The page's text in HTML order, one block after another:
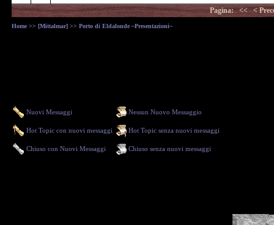
Pagina: << <
Home >> [Mittalmar] >> Porto di Eldalonde ~Presentazioni~
Nuovi Messaggi Nessun Nuovo Messaggio
Hot Topic con nuovi messaggi Hot Topic senza nuovi messaggi
Chiuso con Nuovi Messaggi Chiuso senza nuovi messaggi